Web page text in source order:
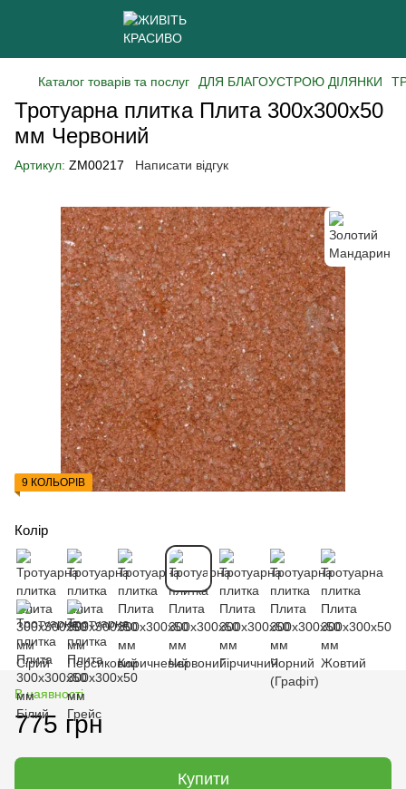
Каталог товарів та послуг ДЛЯ БЛАГОУСТРОЮ ДІЛЯНКИ
Тротуарна плитка Плита 300х300х50
мм Червоний
Артикул: ZM00217 Написати відгук
9 КОЛЬОРІВ
Колір
В наявності
775 грн
Купити